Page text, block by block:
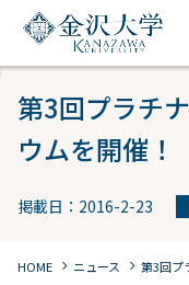
第3回プラチ
ウムを開催！
掲載日：2016-2-23
HOME chevron_right ニュース chevron_right 第3回プ